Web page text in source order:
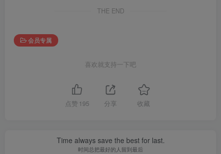
THE END
会员专属
喜欢就支持一下吧
点赞 195 分享 收藏
Time always save the best for last.
时间总把最好的人留到最后